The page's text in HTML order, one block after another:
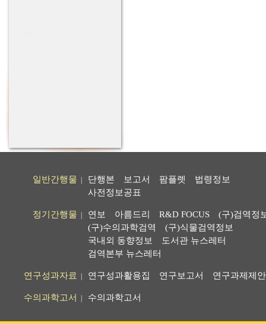
일반간행물 단행본 보고서 팜플렛
법령정보
사전정보공표
정기간행물 연보 아름드리 R&D FOCUS
(구)검역정
(구)수의과학검역
(구)식물검역정보
국내외 동향정보
도서관 뉴스레터
검역본부 뉴스레터
연구성과자료 연구성과활용집 연구보고서 연구과제제
수의과학고서 수의과학고서